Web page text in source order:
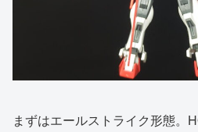
まずはエールストライク形態。